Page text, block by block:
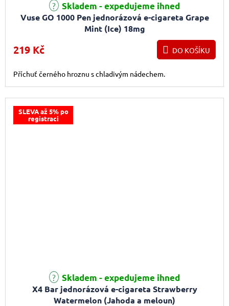
Vuse GO 1000 Pen jednorázová e-cigareta Grape
Mint (Ice) 18mg
Skladem - expedujeme ihned
219 Kč DO KOŠÍKU
Příchuť černého hroznu s chladivým nádechem.
SLEVA až 5% po
registraci
X4 Bar jednorázová e-cigareta Strawberry
Watermelon (Jahoda a meloun)
Průměrné hodnocení produktu je 4,0 z 5 hvězdiček.
Skladem - expedujeme ihned